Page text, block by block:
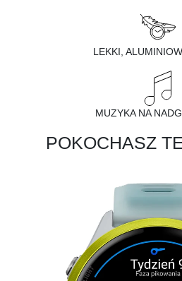
LEKKI,
MUZYKA NA
POKOCHASZ